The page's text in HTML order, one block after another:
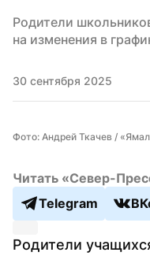
Родители
на изменения в
30 сентября 2025
Фото: Андрей Ткачев /
Читать «Север-
Telegram
Родители